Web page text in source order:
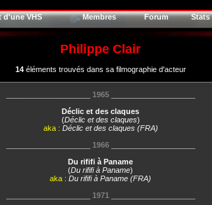
d'une VHS Membres Forum Stats
Philippe Clair
14éléments trouvés dans sa filmographie d'acteur
1965____________________
Déclic et des claques
(Déclic et des claques)
aka : Déclic et des claques (FRA)
1966____________________
Du rififi à Paname
(Du rififi à Paname)
aka : Du rififi à Paname (FRA)
1971